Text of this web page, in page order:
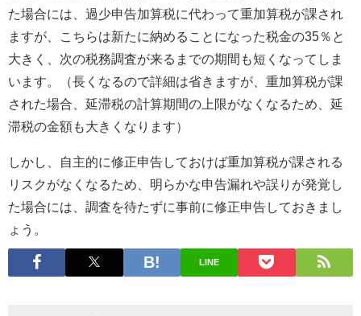
た場合には、過少申告加算税に代わって重加算税が課され
ますが、こちらは新たに納めることになった税金の35％と
大きく、次の税務調査が来るまでの期間も短くなってしま
います。（長くなるので詳細は省きますが、重加算税が課
された場合、延滞税の計算期間の上限がなくなるため、延
滞税の金額も大きくなります）
しかし、自主的に修正申告しておけば重加算税が課される
リスクがなくなるため、明らかな申告漏れや誤りが発覚し
た場合には、調査を待たずに事前に修正申告しておきまし
ょう。
LINE